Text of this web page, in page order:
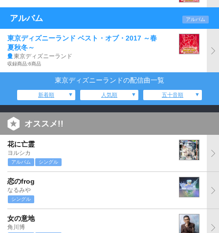
アルバム アルバム
東京ディズニーランド ベスト・オブ・2017 ～春
夏秋冬～
東京ディズニーランド
収録商品:6商品
東京ディズニーランドの配信曲一覧
新着順 人気順 五十音順
オススメ!!
花に亡霊
ヨルシカ
アルバム シングル
恋のfrog
なるみや
シングル
女の意地
角川博